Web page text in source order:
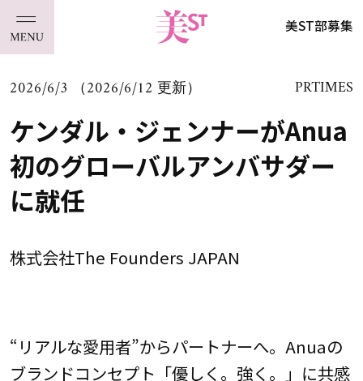
美ST部募集
2026/6/3 （2026/6/12 更新） PRTIMES
ケンダル・ジェンナーがAnua
初のグローバルアンバサダー
に就任
株式会社The Founders JAPAN
“リアルな愛用者”からパートナーへ。Anuaの
ブランドコンセプト「優しく。強く。」に共感